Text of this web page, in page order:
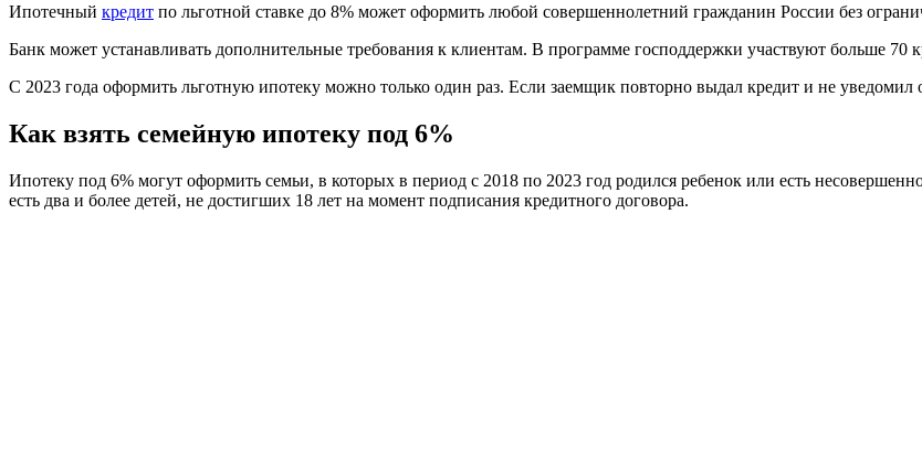
Ипотечный кредит по льготной ставке до 8% может оформить любой совершеннолетний гражданин России без
Банк может устанавливать дополнительные требования к клиентам. В программе господдержки участвуют больше 70
С 2023 года оформить льготную ипотеку можно только один раз. Если заемщик повторно выдал кредит и не
Как взять семейную ипотеку под 6%
Ипотеку под 6% могут оформить семьи, в которых в период с 2018 по 2023 год родился ребенок или есть
есть два и более детей, не достигших 18 лет на момент подписания кредитного договора.